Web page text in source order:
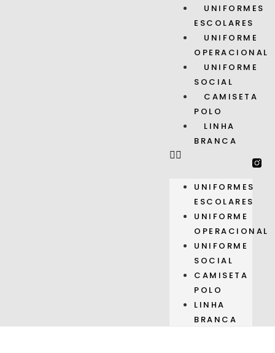
UNIFORMES
ESCOLARES
UNIFORME
OPERACIONAL
UNIFORME
SOCIAL
CAMISETA
POLO
LINHA
BRANCA
UNIFORMES
ESCOLARES
UNIFORME
OPERACIONAL
UNIFORME
SOCIAL
CAMISETA
POLO
LINHA
BRANCA